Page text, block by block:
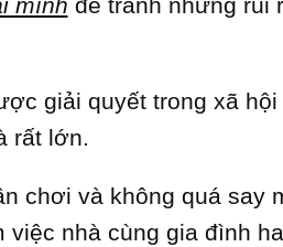
giải quyết trong xã hội
rất lớn.
chơi và không quá say
nhà cùng gia đình